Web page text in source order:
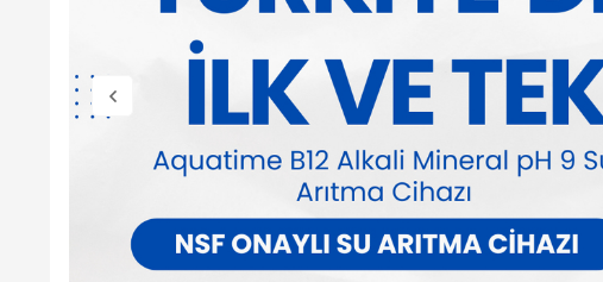
SUVENZA 10'' İnline Quick Post
Karbon Filtre
CCK 10'' İnline Quick Post Karbon
Filtre
₺392,00